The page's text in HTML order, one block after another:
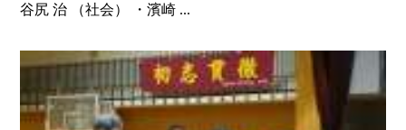
谷尻 治 （社会） ・濱崎 ...